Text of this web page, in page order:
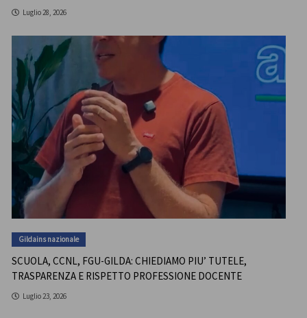
Luglio 28, 2026
Gildains nazionale
SCUOLA, CCNL, FGU-GILDA: CHIEDIAMO PIU’ TUTELE,
TRASPARENZA E RISPETTO PROFESSIONE DOCENTE
Luglio 23, 2026